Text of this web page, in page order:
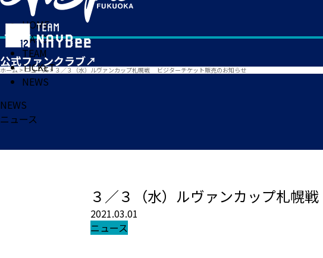
HOME
MATCH
TEAM
TICKET
NEWS
ホーム > ニュース> ３／３（水）ルヴァンカップ札幌戦 ビジターチケット販売のお知らせ
NEWS
ニュース
３／３（水）ルヴァンカップ札幌
2021.03.01
ニュース